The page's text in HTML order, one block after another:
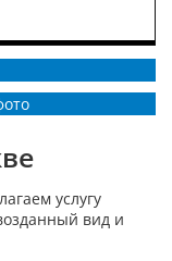
услугу
вид и